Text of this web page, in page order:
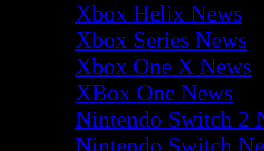
Xbox Helix News
Xbox Series News
Xbox One X News
XBox One News
Nintendo Switch 2
Nintendo Switch